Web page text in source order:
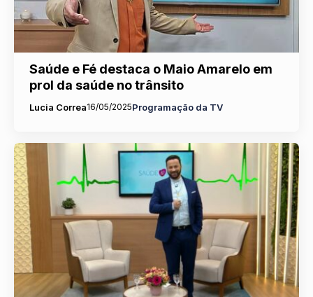
Saúde e Fé destaca o Maio Amarelo em
prol da saúde no trânsito
Lucia Correa16/05/2025Programação da TV